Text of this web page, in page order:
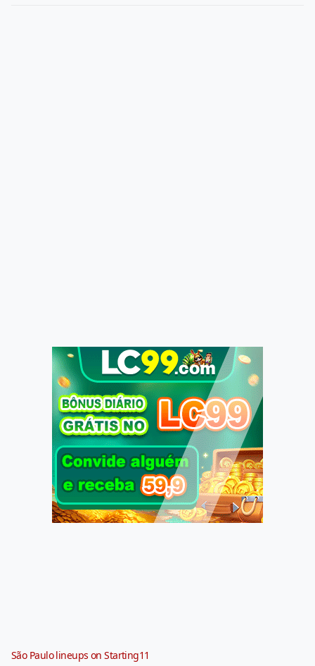
São Paulo lineups on Starting11